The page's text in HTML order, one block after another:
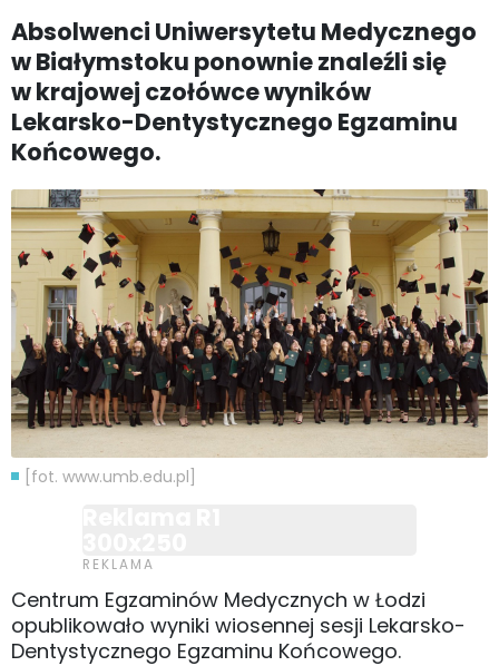
Absolwenci Uniwersytetu Medycznego
w Białymstoku ponownie znaleźli się
w krajowej czołówce wyników
Lekarsko-Dentystycznego Egzaminu
Końcowego.
[fot. www.umb.edu.pl]
Centrum Egzaminów Medycznych w Łodzi
opublikowało wyniki wiosennej sesji Lekarsko-
Dentystycznego Egzaminu Końcowego.